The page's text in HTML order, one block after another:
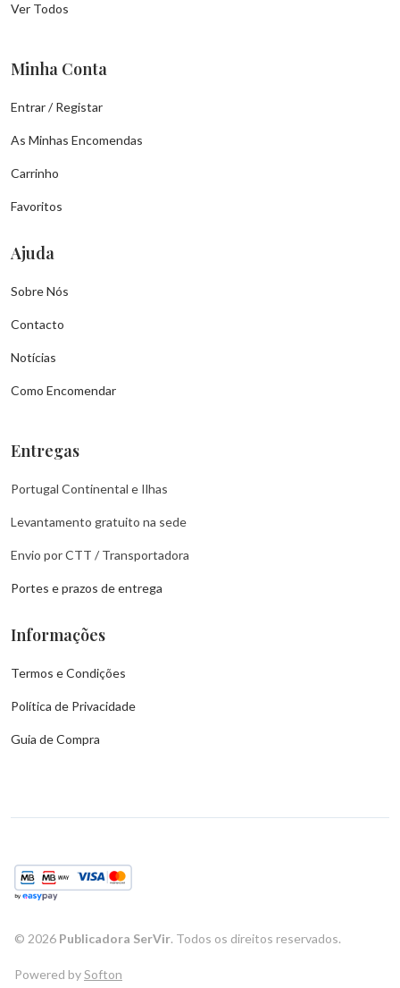
Ver Todos
Minha Conta
Entrar / Registar
As Minhas Encomendas
Carrinho
Favoritos
Ajuda
Sobre Nós
Contacto
Notícias
Como Encomendar
Entregas
Portugal Continental e Ilhas
Levantamento gratuito na sede
Envio por CTT / Transportadora
Portes e prazos de entrega
Informações
Termos e Condições
Política de Privacidade
Guia de Compra
© 2026 Publicadora SerVir. Todos os direitos reservados.
Powered bySofton